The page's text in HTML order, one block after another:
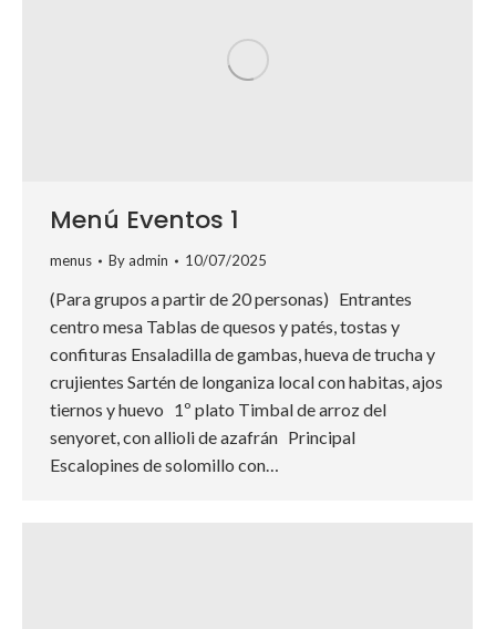
Menú Eventos 1
menus Byadmin 10/07/2025
(Para grupos a partir de 20 personas) Entrantes
centro mesa Tablas de quesos y patés, tostas y
confituras Ensaladilla de gambas, hueva de trucha y
crujientes Sartén de longaniza local con habitas, ajos
tiernos y huevo 1º plato Timbal de arroz del
senyoret, con allioli de azafrán Principal
Escalopines de solomillo con…